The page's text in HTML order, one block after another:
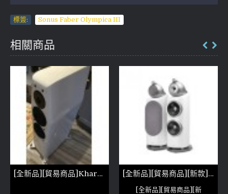
標簽: Sonus Faber Olympica III
相關商品
[全新品][貿易商品]Kharma CRM 3.2.2-BE 珍珠白 [全新品][貿易商品][新款]B&W 800D3
[全新品][貿易商品][新